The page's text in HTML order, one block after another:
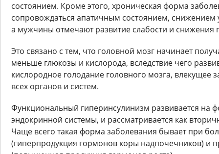
состоянием. Кроме этого, хроническая форма
сопровождаться апатичным состоянием, снижением
а мужчины отмечают развитие слабости и снижения
Это связано с тем, что головной мозг начинает
меньше глюкозы и кислорода, вследствие чего
кислородное голодание головного мозга, влекущее
всех органов и систем.
Функциональный гиперинсулинизм развивается на
эндокринной системы, и рассматривается как
Чаще всего такая форма заболевания бывает при
(гиперпродукция гормонов коры надпочечников) и